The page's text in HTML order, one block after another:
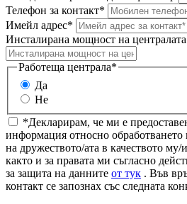
Телефон за контакт*
Имейл адрес*
Инсталирана мощност на
Работеща централа*
Да
Не
*Декларирам, че ми е
информация относно
на дружеството/ата в качеството
както и за правата ми съгласно
за защита на данните от тук . Във
контакт се запознах със следната